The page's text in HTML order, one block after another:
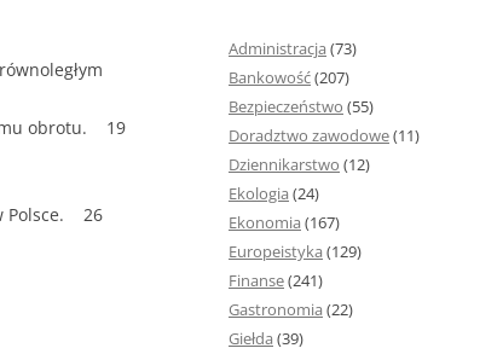
BIBLIOGRAFICZNYCH
ZAWARTOŚĆ I ROZMIAR PRACY
DYPLOMOWEJ
ESTETYKA PRACY DYPLOMOWEJ –
WYRÓŻNIENIA, NUMEROWANIE
CZCIONKA, MARGINESY I
WIELKOŚĆ STRON
STRUKTURA AKAPITU W PRACY
obrotu. 19
Polsce. 26
Administracja (73)
Bankowość(207)
Bezpieczeństwo (55)
Doradztwo zawodowe(11)
Dziennikarstwo (12)
Ekologia (24)
Ekonomia (167)
Europeistyka (129)
Finanse(241)
Gastronomia (22)
Giełda (39)